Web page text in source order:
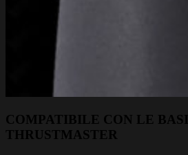
COMPATIBILE CON LE BASI
THRUSTMASTER